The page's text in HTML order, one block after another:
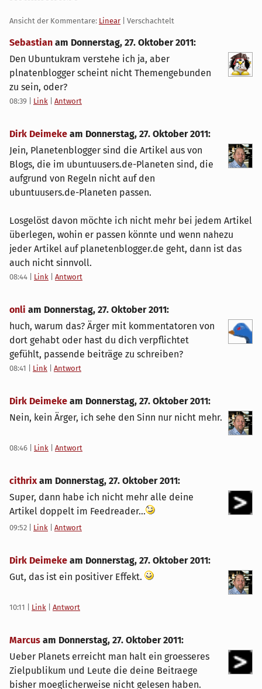
Ansicht der Kommentare: Linear | Verschachtelt
Sebastian am Donnerstag, 27. Oktober 2011:
Den Ubuntukram verstehe ich ja, aber
plnatenblogger scheint nicht Themengebunden
zu sein, oder?
08:39 Link Antwort
Dirk Deimeke am Donnerstag, 27. Oktober 2011:
Jein, Planetenblogger sind die Artikel aus von
Blogs, die im ubuntuusers.de-Planeten sind, die
aufgrund von Regeln nicht auf den
ubuntuusers.de-Planeten passen.
Losgelöst davon möchte ich nicht mehr bei jedem Artikel
überlegen, wohin er passen könnte und wenn nahezu
jeder Artikel auf planetenblogger.de geht, dann ist das
auch nicht sinnvoll.
08:44 Link Antwort
onli am Donnerstag, 27. Oktober 2011:
huch, warum das? Ärger mit kommentatoren von
dort gehabt oder hast du dich verpflichtet
gefühlt, passende beiträge zu schreiben?
08:41 Link Antwort
Dirk Deimeke am Donnerstag, 27. Oktober 2011:
Nein, kein Ärger, ich sehe den Sinn nur nicht mehr.
08:46 Link Antwort
cithrixam Donnerstag, 27. Oktober 2011:
Super, dann habe ich nicht mehr alle deine
Artikel doppelt im Feedreader...
09:52 Link Antwort
Dirk Deimeke am Donnerstag, 27. Oktober 2011:
Gut, das ist ein positiver Effekt.
10:11 Link Antwort
Marcus am Donnerstag, 27. Oktober 2011:
Ueber Planets erreicht man halt ein groesseres
Zielpublikum und Leute die deine Beitraege
bisher moeglicherweise nicht gelesen haben.